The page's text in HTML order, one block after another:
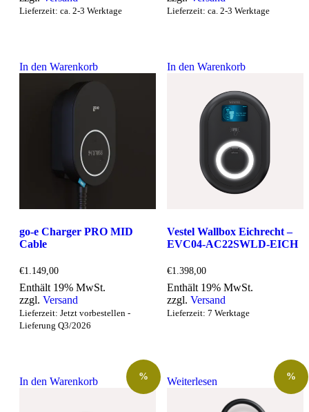
Lieferzeit: ca. 2-3 Werktage Lieferzeit: ca. 2-3 Werktage
In den Warenkorb
go-e Charger PRO MID
Cable
€1.149,00
Enthält 19% MwSt.
zzgl. Versand
Lieferzeit: Jetzt vorbestellen -
Lieferung Q3/2026
In den Warenkorb
Vestel Wallbox Eichrecht –
EVC04-AC22SWLD-EICH
€1.398,00
Enthält 19% MwSt.
zzgl.Versand
Lieferzeit: 7 Werktage
In den Warenkorb % Weiterlesen %